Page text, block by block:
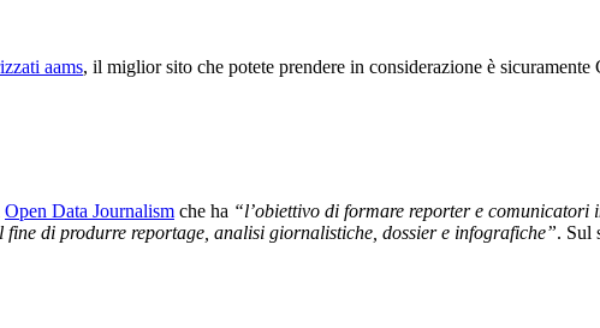
aams, il miglior sito che potete prendere in considerazione è sicuramente
Open Data Journalism che ha “l’obiettivo di formare reporter e comunicatori
di produrre reportage, analisi giornalistiche, dossier e infografiche”. Sul